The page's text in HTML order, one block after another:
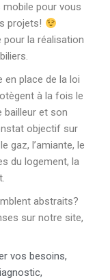
pour vous
projets!
la réalisation
en place de la loi
à la fois le
bailleur et son
objectif sur
gaz, l’amiante, le
du logement, la
abstraits?
sur notre site,
vos besoins,